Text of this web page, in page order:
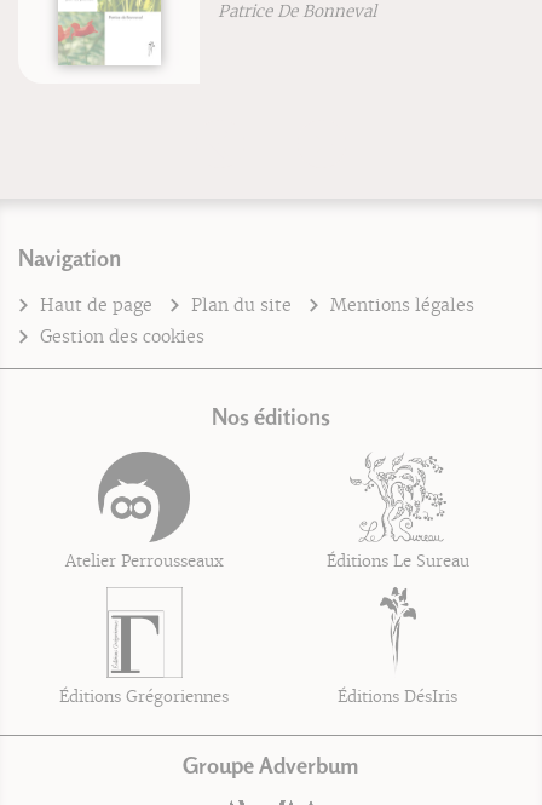
Patrice De Bonneval
Navigation
Haut de page Plan du site
Mentions légales
Gestion des cookies
Nos éditions
Atelier Perrousseaux Éditions Le Sureau
Éditions Grégoriennes Éditions DésIris
Groupe Adverbum